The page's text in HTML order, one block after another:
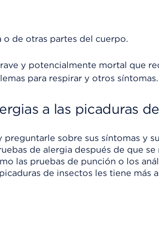
o de otras partes del cuerpo.
y potencialmente mortal que
para respirar y otros síntomas.
a las picaduras
sobre sus síntomas y
de alergia después de que se
las pruebas de punción o los
de insectos les tiene más